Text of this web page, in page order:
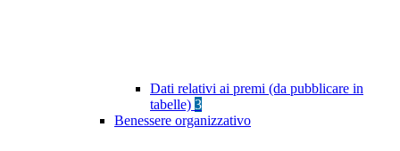
Dati relativi ai premi (da pubblicare in
tabelle) 3
Benessere organizzativo